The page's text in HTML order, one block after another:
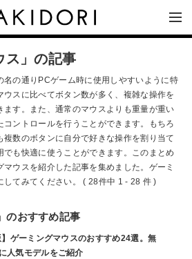
ス」の記事
名の通りPCゲーム時に使用しやすいように特
スに比べてボタン数が多く、複雑な操作を
ます。また、通常のマウスよりも重量が重い
コントロールを行うことができます。もちろ
複数のボタンに自分で好きな操作を割り当て
でも快適に使うことができます。このまとめ
ウスを紹介した記事を集めました。ゲーミ
してみてください。 ( 28件中 1 - 28 件 )
のおすすめ記事
】ゲーミングマウスのおすすめ24選。無
人気モデルをご紹介